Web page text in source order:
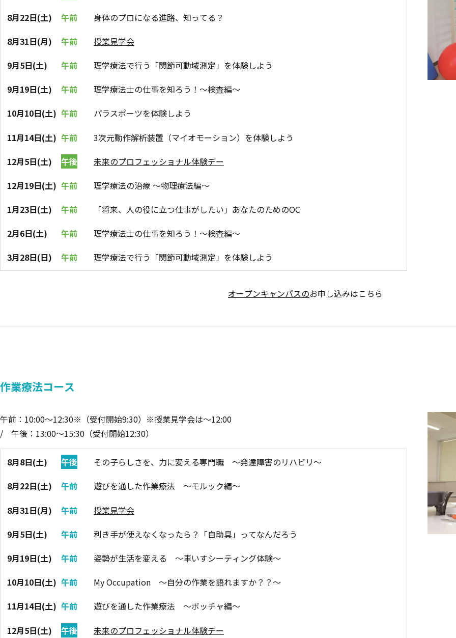
8月22日(土)
午前
身体のプロになる進路、知ってる？
8月31日(月)
午前
授業見学会
9月5日(土)
午前
理学療法で行う「関節可動域測定」を体験しよう
9月19日(土)
午前
理学療法士の仕事を知ろう！～検査編～
10月10日(土) 午前
パラスポーツを体験しよう
11月14日(土) 午前
3次元動作解析装置（マイオモーション）を体験しよう
12月5日(土)
午後
未来のプロフェッショナル体験デー
12月19日(土) 午前
理学療法の治療 ～物理療法編～
1月23日(土)
午前
「将来、人の役に立つ仕事がしたい」あなたのためのOC
2月6日(土)
午前
理学療法士の仕事を知ろう！～検査編～
3月28日(日)
午前 理学療法で行う「関節可動域測定」を体験しよう
オープンキャンパスのお申し込みはこちら
作業療法コース
午前：10:00～12:30※（受付開始9:30）※授業見学会は～12:00
/
午後：13:00～15:30（受付開始12:30）
8月8日(土) 午後
その子らしさを、力に変える専門職 ～発達障害のリハビリ～
8月22日(土)
午前
遊びを通した作業療法 ～モルック編～
8月31日(月)
午前
授業見学会
9月5日(土)
午前
利き手が使えなくなったら？「自助具」ってなんだろう
9月19日(土)
午前
姿勢が生活を変える ～車いすシーティング体験～
10月10日(土) 午前
My Occupation ～自分の作業を語れますか？？～
11月14日(土) 午前
遊びを通した作業療法 ～ボッチャ編～
12月5日(土)
午後 未来のプロフェッショナル体験デー